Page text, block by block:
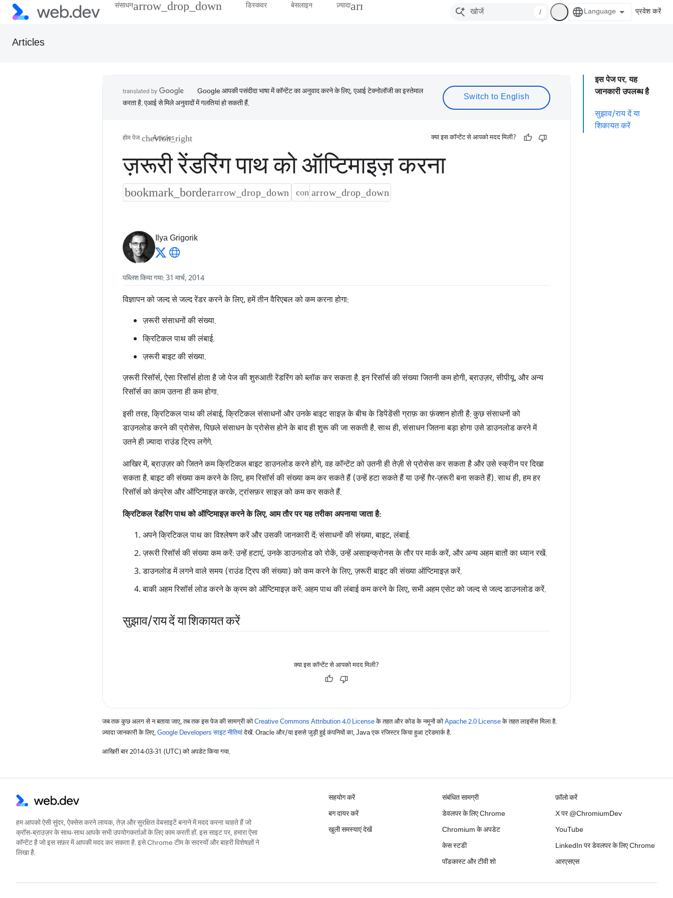
संसाधन डिस्कवर बेसलाइन ज़्यादा / प्रवेश करें
Articles
इस पेज पर, यह
जानकारी उपलब्ध है
सुझाव/राय दें या
शिकायत करें
Google आपकी पसंदीदा भाषा में कॉन्टेंट का अनुवाद करने के लिए, एआई टेक्नोलॉजी का इस्तेमाल
करता है. एआई से मिले अनुवादों में गलतियां हो सकती हैं.
होम पेज Articles क्या इस कॉन्टेंट से आपको मदद मिली?
ज़रूरी रेंडरिंग पाथ को ऑप्टिमाइज़ करना
Ilya Grigorik
पब्लिश किया गया: 31 मार्च, 2014
विज्ञापन को जल्द से जल्द रेंडर करने के लिए, हमें तीन वैरिएबल को कम करना होगा:
ज़रूरी संसाधनों की संख्या.
क्रिटिकल पाथ की लंबाई.
ज़रूरी बाइट की संख्या.
ज़रूरी रिसॉर्स, ऐसा रिसॉर्स होता है जो पेज की शुरुआती रेंडरिंग को ब्लॉक कर सकता है. इन रिसॉर्स की संख्या जितनी कम होगी, ब्राउज़र, सीपीयू, और अन्य
रिसॉर्स का काम उतना ही कम होगा.
इसी तरह, क्रिटिकल पाथ की लंबाई, क्रिटिकल संसाधनों और उनके बाइट साइज़ के बीच के डिपेंडेंसी ग्राफ़ का फ़ंक्शन होती है: कुछ संसाधनों को
डाउनलोड करने की प्रोसेस, पिछले संसाधन के प्रोसेस होने के बाद ही शुरू की जा सकती है. साथ ही, संसाधन जितना बड़ा होगा उसे डाउनलोड करने में
उतने ही ज़्यादा राउंड ट्रिप लगेंगे.
आखिर में, ब्राउज़र को जितने कम क्रिटिकल बाइट डाउनलोड करने होंगे, वह कॉन्टेंट को उतनी ही तेज़ी से प्रोसेस कर सकता है और उसे स्क्रीन पर दिखा
सकता है. बाइट की संख्या कम करने के लिए, हम रिसॉर्स की संख्या कम कर सकते हैं (उन्हें हटा सकते हैं या उन्हें ग़ैर-ज़रूरी बना सकते हैं). साथ ही, हम हर
रिसॉर्स को कंप्रेस और ऑप्टिमाइज़ करके, ट्रांसफ़र साइज़ को कम कर सकते हैं.
क्रिटिकल रेंडरिंग पाथ को ऑप्टिमाइज़ करने के लिए, आम तौर पर यह तरीका अपनाया जाता है:
अपने क्रिटिकल पाथ का विश्लेषण करें और उसकी जानकारी दें: संसाधनों की संख्या, बाइट, लंबाई.
ज़रूरी रिसॉर्स की संख्या कम करें: उन्हें हटाएं, उनके डाउनलोड को रोकें, उन्हें असाइन्क्रोनस के तौर पर मार्क करें, और अन्य अहम बातों का ध्यान रखें.
डाउनलोड में लगने वाले समय (राउंड ट्रिप की संख्या) को कम करने के लिए, ज़रूरी बाइट की संख्या ऑप्टिमाइज़ करें.
बाकी अहम रिसॉर्स लोड करने के क्रम को ऑप्टिमाइज़ करें: अहम पाथ की लंबाई कम करने के लिए, सभी अहम एसेट को जल्द से जल्द डाउनलोड करें.
सुझाव/राय दें या शिकायत करें
क्या इस कॉन्टेंट से आपको मदद मिली?
जब तक कुछ अलग से न बताया जाए, तब तक इस पेज की सामग्री कोCreative Commons Attribution 4.0 Licenseके तहत और कोड के नमूनों कोApache 2.0 Licenseके तहत लाइसेंस मिला है.
ज़्यादा जानकारी के लिए,Google Developers साइट नीतियांदेखें. Oracle और/या इससे जुड़ी हुई कंपनियों का, Java एक रजिस्टर किया हुआ ट्रेडमार्क है.
आखिरी बार 2014-03-31 (UTC) को अपडेट किया गया.
हम आपको ऐसी सुंदर, ऐक्सेस करने लायक, तेज़ और सुरक्षित वेबसाइटें बनाने में मदद करना चाहते हैं जो
क्रॉस-ब्राउज़र के साथ-साथ आपके सभी उपयोगकर्ताओं के लिए काम करती हों. इस साइट पर, हमारा ऐसा
कॉन्टेंट है जो इस सफ़र में आपकी मदद कर सकता है. इसे Chrome टीम के सदस्यों और बाहरी विशेषज्ञों ने
लिखा है.
सहयोग करें
बग दायर करें
खुली समस्याएं देखें
संबंधित सामग्री
डेवलपर के लिए Chrome
Chromium के अपडेट
केस स्टडी
पॉडकास्ट और टीवी शो
फ़ॉलो करें
X पर @ChromiumDev
YouTube
LinkedIn पर डेवलपर के लिए Chrome
आरएसएस